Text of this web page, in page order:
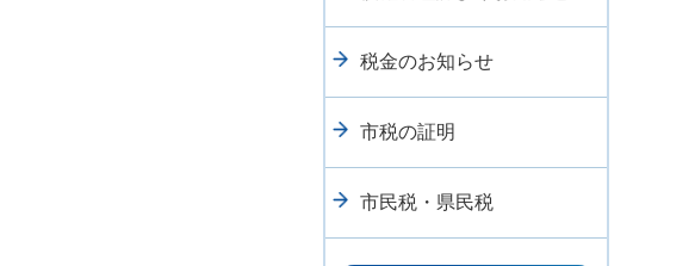
税金のお知らせ
市税の証明
市民税・県民税